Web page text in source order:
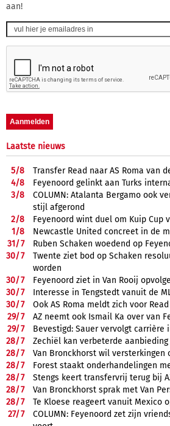
aan!
Laatste nieuws
5/8
Transfer Read naar AS Roma van
4/8
Feyenoord gelinkt aan Turks
3/8
COLUMN: Atalanta Bergamo ook
stijl afgerond
2/8
Feyenoord wint duel om Kuip Cup
1/8
Newcastle United concreet in de
31/7
Ruben Schaken woedend op
30/7
Twente ziet bod op Schaken
worden
30/7
Feyenoord ziet in Van Rooij
30/7
Interesse in Tengstedt vanuit de
30/7
Ook AS Roma meldt zich voor Read
29/7
AZ neemt ook Ismail Ka over van
29/7
Bevestigd: Sauer vervolgt carrière
28/7
Zechiël kan verbeterde
28/7
Van Bronckhorst wil versterkingen
28/7
Forest staakt onderhandelingen
28/7
Stengs keert transfervrij terug bij
28/7
Van Bronckhorst sprak met Van
28/7
Te Kloese reageert vanuit Mexico
27/7
COLUMN: Feyenoord zet zijn